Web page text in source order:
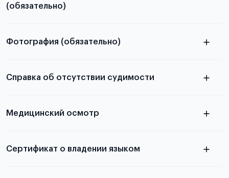
(обязательно)
абитуриентов, изложена в статье.
Фотография (обязательно)
принимаются
Справка об отсутствии судимости
Медицинский осмотр
Для примеров заполнения и пустых
Сертификат о владении языком